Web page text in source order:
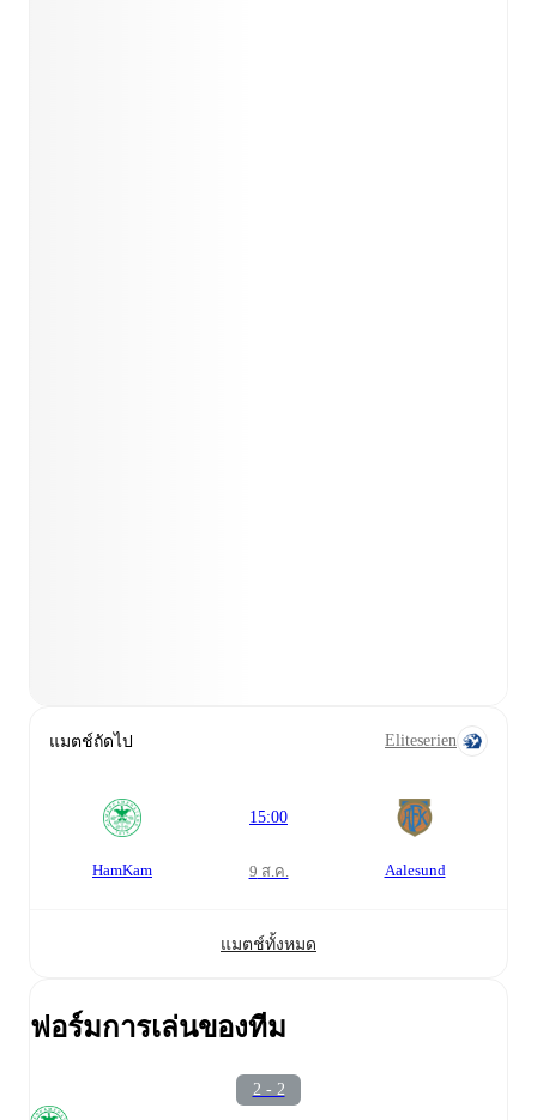
แมตช์ถัดไป Eliteserien
HamKam
15:00
9 ส.ค. Aalesund
แมตช์ทั้งหมด
ฟอร์มการเล่นของทีม
2 - 2